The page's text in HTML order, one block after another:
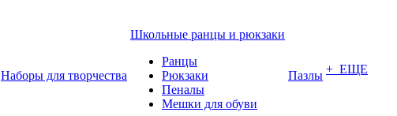
Наборы для творчества
Школьные ранцы и рюкзаки
Ранцы
Рюкзаки
Пеналы
Мешки для обуви
Пазлы + ЕЩЕ